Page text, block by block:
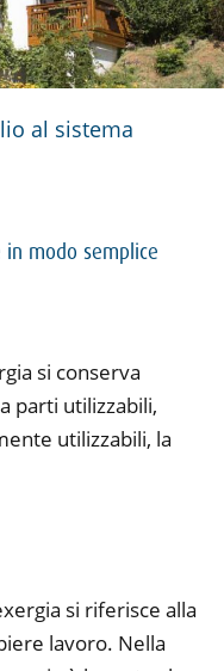
al sistema
in modo semplice
si conserva
parti utilizzabili,
utilizzabili, la
si riferisce alla
lavoro. Nella